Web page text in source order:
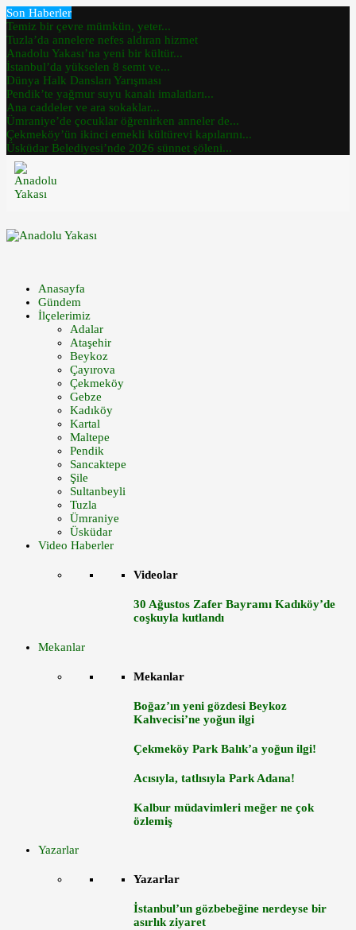
Son Haberler
Temiz bir çevre mümkün, yeter...
Tuzla’da annelere nefes aldıran hizmet
Anadolu Yakası’na yeni bir kültür...
İstanbul’da yükselen 8 semt ve...
Dünya Halk Dansları Yarışması
Pendik’te yağmur suyu kanalı imalatları...
Ana caddeler ve ara sokaklar...
Ümraniye’de çocuklar öğrenirken anneler de...
Çekmeköy’ün ikinci emekli kültürevi kapılarını...
Üsküdar Belediyesi’nde 2026 sünnet şöleni...
Anasayfa
Gündem
İlçelerimiz
Adalar
Ataşehir
Beykoz
Çayırova
Çekmeköy
Gebze
Kadıköy
Kartal
Maltepe
Pendik
Sancaktepe
Şile
Sultanbeyli
Tuzla
Ümraniye
Üsküdar
Video Haberler
Videolar
30 Ağustos Zafer Bayramı Kadıköy’de
coşkuyla kutlandı
Mekanlar
Mekanlar
Boğaz’ın yeni gözdesi Beykoz
Kahvecisi’ne yoğun ilgi
Çekmeköy Park Balık’a yoğun ilgi!
Acısıyla, tatlısıyla Park Adana!
Kalbur müdavimleri meğer ne çok
özlemiş
Yazarlar
Yazarlar
İstanbul’un gözbebeğine nerdeyse bir
asırlık ziyaret